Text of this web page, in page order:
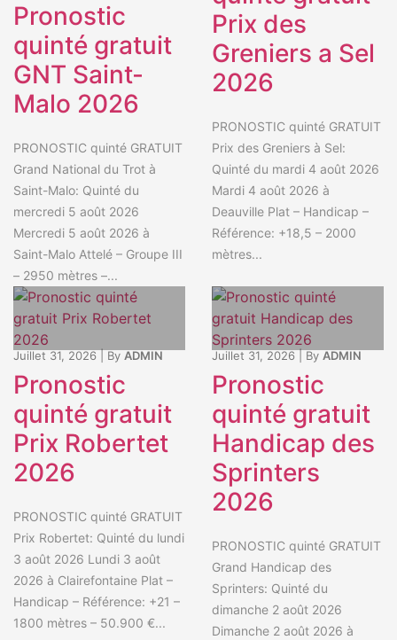
Pronostic
quinté gratuit
GNT Saint-
Malo 2026
PRONOSTIC quinté GRATUIT
Grand National du Trot à
Saint-Malo: Quinté du
mercredi 5 août 2026
Mercredi 5 août 2026 à
Saint-Malo Attelé – Groupe III
– 2950 mètres –...
Prix des
Greniers a Sel
2026
PRONOSTIC quinté GRATUIT
Prix des Greniers à Sel:
Quinté du mardi 4 août 2026
Mardi 4 août 2026 à
Deauville Plat – Handicap –
Référence: +18,5 – 2000
mètres...
Juillet 31, 2026 By ADMIN
Pronostic
quinté gratuit
Prix Robertet
2026
PRONOSTIC quinté GRATUIT
Prix Robertet: Quinté du lundi
3 août 2026 Lundi 3 août
2026 à Clairefontaine Plat –
Handicap – Référence: +21 –
1800 mètres – 50.900 €...
Juillet 31, 2026 By ADMIN
Pronostic
quinté gratuit
Handicap des
Sprinters
2026
PRONOSTIC quinté GRATUIT
Grand Handicap des
Sprinters: Quinté du
dimanche 2 août 2026
Dimanche 2 août 2026 à